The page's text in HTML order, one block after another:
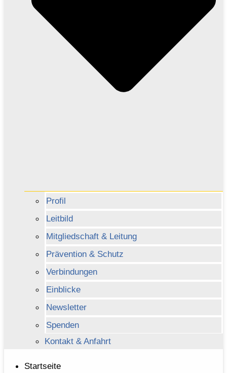
Profil
Leitbild
Mitgliedschaft & Leitung
Prävention & Schutz
Verbindungen
Einblicke
Newsletter
Spenden
Kontakt & Anfahrt
Startseite